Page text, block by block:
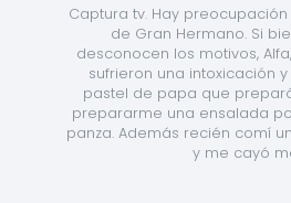
Captura tv. Hay
de Gran Hermano. Si
desconocen los motivos,
sufrieron una intoxicación
pastel de papa que preparó
prepararme una ensalada
panza. Además recién comí
y me cayó